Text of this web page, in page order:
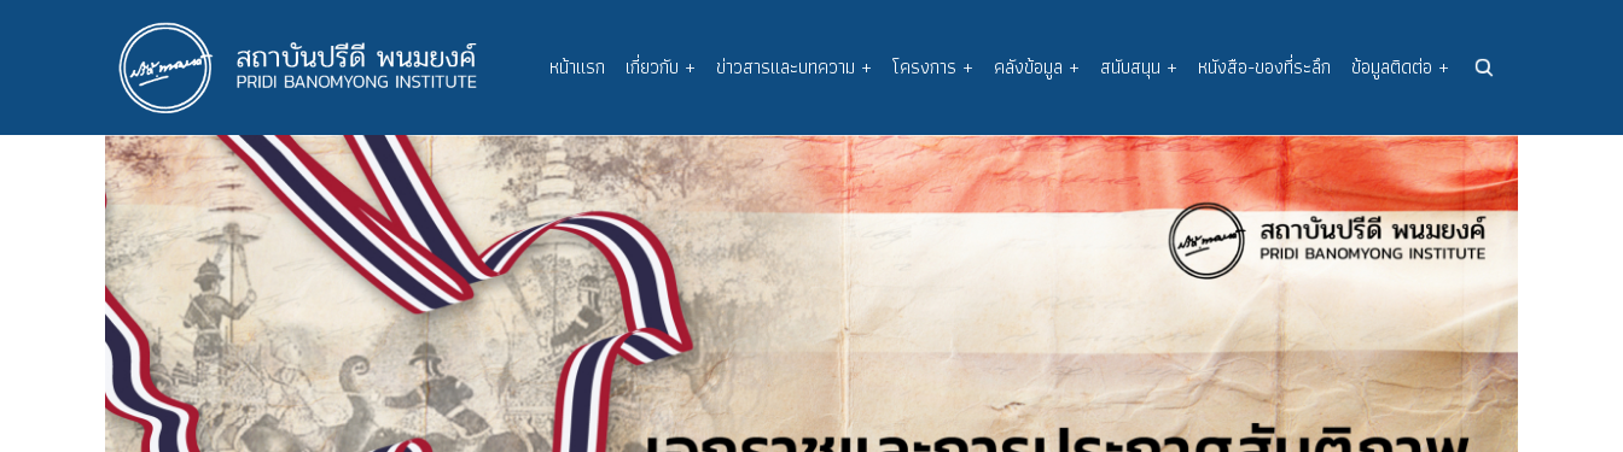
Main
navigation
หน้าแรก เกี่ยวกับ + ข่าวสารและบทความ + โครงการ + คลังข้อมูล + สนับสนุน + หนังสือ-ของที่ระลึก ข้อมูลติดต่อ +